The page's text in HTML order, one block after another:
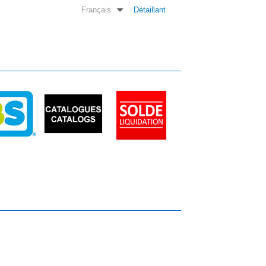
Détaillant
Français